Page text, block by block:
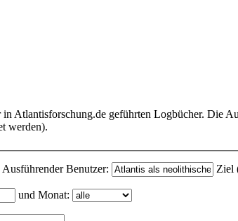
Atlantisforschung.de geführten Logbücher. Die
werden).
Ausführender Benutzer:
Ziel
und Monat: